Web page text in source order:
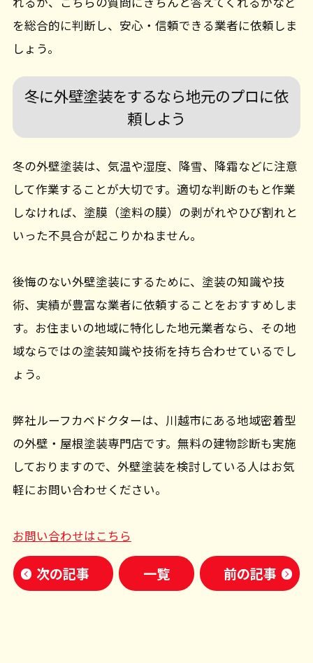
を総合的に判断し、安心・信頼できる業者に依頼しま
しょう。
冬に外壁塗装をするなら地元のプロに依
頼しよう
冬の外壁塗装は、気温や湿度、降雪、降霜などに注意
して作業することが大切です。適切な判断のもと作業
しなければ、塗膜（塗料の膜）の剥がれやひび割れと
いった不具合が起こりかねません。
後悔のない外壁塗装にするために、塗装の知識や技
術、実績が豊富な業者に依頼することをおすすめしま
す。お住まいの地域に特化した地元業者なら、その地
域ならではの塗装知識や技術を持ち合わせているでし
ょう。
弊社ルーフカベドクターは、川越市にある地域密着型
の外壁・屋根塗装専門店です。無料の建物診断も実施
しておりますので、外壁塗装を検討している人はお気
軽にお問い合わせください。
お問い合わせはこちら
次の記事 一覧 前の記事